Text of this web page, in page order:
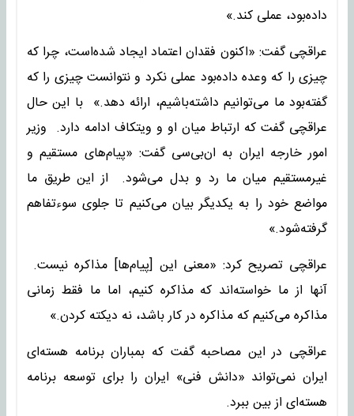
داده‌بود، عملی کند.»
عراقچی گفت: «اکنون فقدان اعتماد ایجاد شده‌است، چرا که
چیزی را که وعده داده‌بود عملی نکرد و نتوانست چیزی را که
گفته‌بود ما می‌توانیم داشته‌باشیم، ارائه دهد.» با این حال
عراقچی گفت که ارتباط میان او و ویتکاف ادامه دارد. وزیر
امور خارجه ایران به ان‌بی‌سی گفت: «پیام‌های مستقیم و
غیرمستقیم میان ما رد و بدل می‌شود. از این طریق ما
مواضع خود را به یکدیگر بیان می‌کنیم تا جلوی سوءتفاهم
گرفته‌شود.»
عراقچی تصریح کرد: «معنی این [پیام‌ها] مذاکره نیست.
آنها از ما خواسته‌اند که مذاکره کنیم، اما ما فقط زمانی
مذاکره می‌کنیم که مذاکره در کار باشد، نه دیکته کردن.»
عراقچی در این مصاحبه گفت که بمباران برنامه هسته‌ای
ایران نمی‌تواند «دانش فنی» ایران را برای توسعه برنامه
هسته‌ای از بین ببرد.